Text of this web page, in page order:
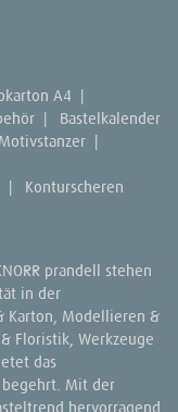
A4 |
|
Bastelkalender
Motivstanzer |
| Konturscheren
prandell stehen
in der
Karton, Modellieren &
Floristik, Werkzeuge
das
begehrt. Mit der
hervorragend